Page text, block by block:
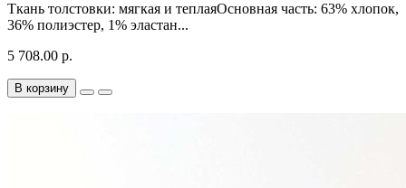
Ткань толстовки: мягкая и теплаяОсновная часть: 63% хлопок,
36% полиэстер, 1% эластан...
5 708.00 р.
В корзину